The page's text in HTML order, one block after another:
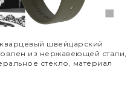
швейцарский
из нержавеющей стали,
стекло, материал